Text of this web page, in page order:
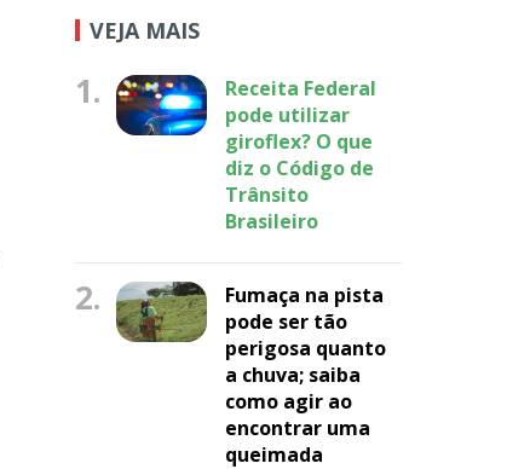
VEJA MAIS
1.
Receita Federal
pode utilizar
giroflex? O que
diz o Código de
Trânsito
Brasileiro
2.
Fumaça na pista
pode ser tão
perigosa quanto
a chuva; saiba
como agir ao
encontrar uma
queimada